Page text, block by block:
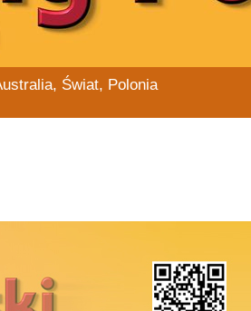
Świat, Polonia